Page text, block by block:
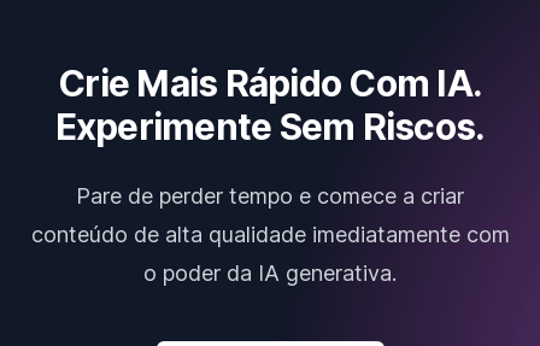
Crie Mais Rápido Com IA.
Experimente Sem Riscos.
Pare de perder tempo e comece a criar
conteúdo de alta qualidade imediatamente com
o poder da IA generativa.